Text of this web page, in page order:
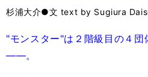
杉浦大介●文 text by Sugiura
"モンスター"は２階級目の４団
――。